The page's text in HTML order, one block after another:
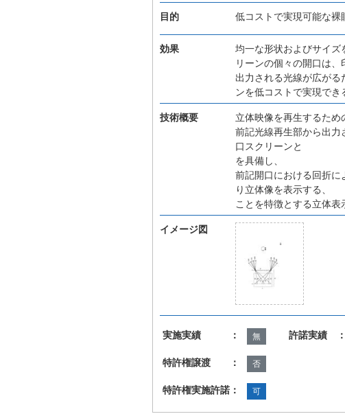
目的 低コストで実現可能な裸
効果
均一な形状およびサイズ
リーンの個々の開口は
出力される光線が広が
ンを低コストで実現でき
技術概要
立体映像を再生するため
前記光線再生部から出力
口スクリーンと
を具備し、
前記開口における回折に
り立体像を表示する、
ことを特徴とする立体表
イメージ図
実施実績 ： 無 許諾実績 ：
特許権譲渡 ： 否
特許権実施許諾： 可